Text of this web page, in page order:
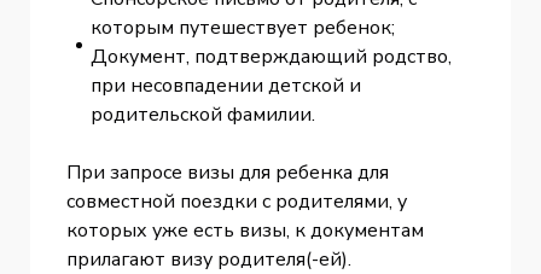
которым путешествует ребенок;
Документ, подтверждающий родство,
при несовпадении детской и
родительской фамилии.
При запросе визы для ребенка для
совместной поездки с родителями, у
которых уже есть визы, к документам
прилагают визу родителя(-ей).